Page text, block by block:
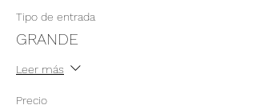
Tipo de entrada
GRANDE
Leer más
Precio